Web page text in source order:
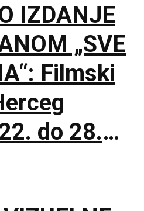
IZDANJE
„SVE
Filmski
do 28.